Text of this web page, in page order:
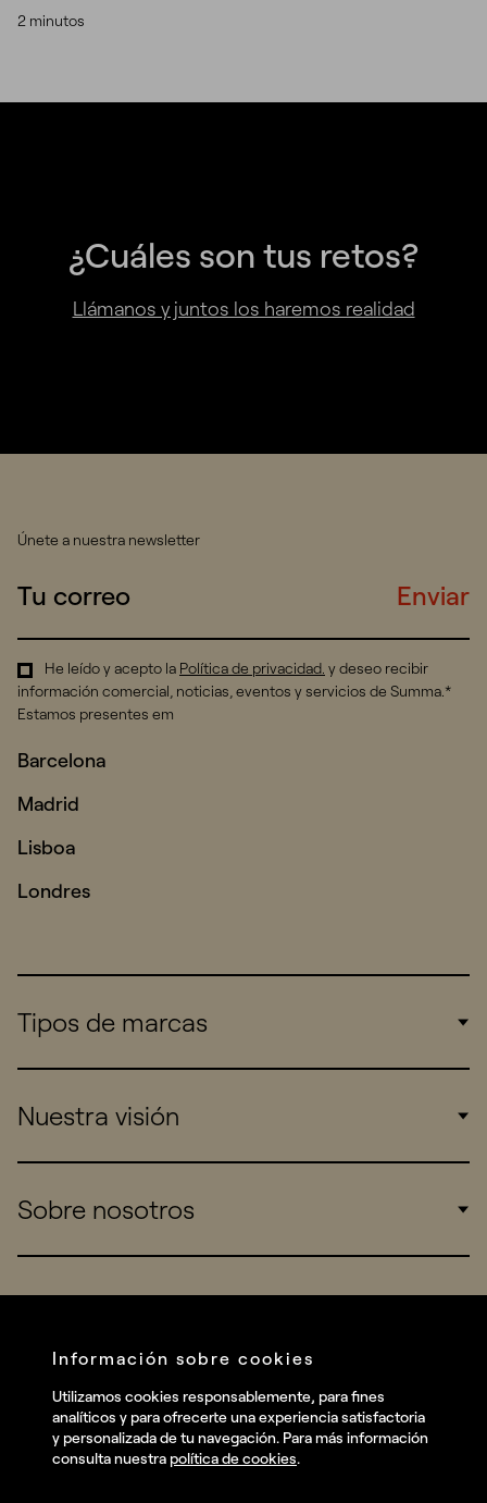
2 minutos
¿Cuáles son tus retos?
Llámanos y juntos los haremos realidad
Únete a nuestra newsletter
Enviar
He leído y acepto la Política de privacidad. y deseo recibir
información comercial, noticias, eventos y servicios de Summa.*
Estamos presentes em
Barcelona
Madrid
Lisboa
Londres
Tipos de marcas
Consumers
Startups
Nuestra visión
Work
Sobre nosotros
Talent
Contact
Instagram
Facebook
Información sobre cookies
Utilizamos cookies responsablemente, para fines
analíticos y para ofrecerte una experiencia satisfactoria
y personalizada de tu navegación. Para más información
consulta nuestra política de cookies.